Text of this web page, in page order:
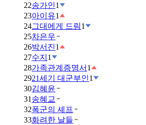
22송가인1
23아이유1
24그대에게 드림1
25차은우
26박서진1
27수지 1
28가족관계증명서 1
2921세기 대군부인1
30김혜윤
31 송혜교
32폭군의 셰프
33화려한 날들